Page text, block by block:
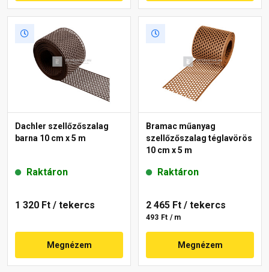
Dachler szellőzőszalag
barna 10 cm x 5 m
Raktáron
1 320 Ft / tekercs
Megnézem
Bramac műanyag
szellőzőszalag téglavörös
10 cm x 5 m
Raktáron
2 465 Ft / tekercs
493 Ft / m
Megnézem